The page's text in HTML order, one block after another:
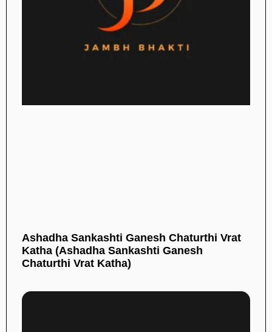
Ashadha Sankashti Ganesh Chaturthi Vrat
Katha (Ashadha Sankashti Ganesh
Chaturthi Vrat Katha)